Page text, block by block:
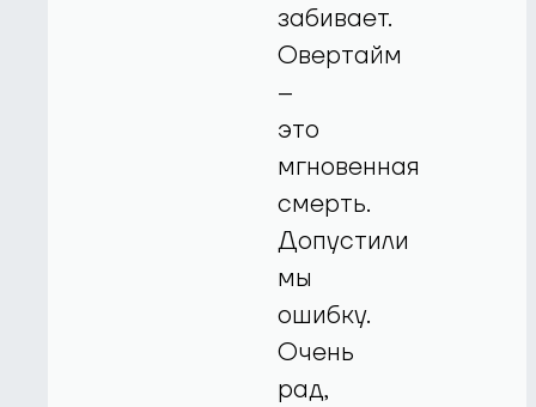
забивает.
Овертайм
–
это
мгновенная
смерть.
Допустили
мы
ошибку.
Очень
рад,